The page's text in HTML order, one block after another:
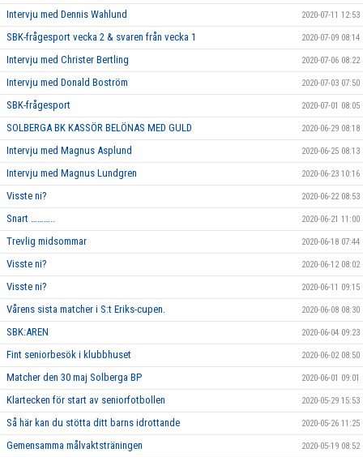
Intervju med Dennis Wahlund 2020-07-11 12:53
SBK-frågesport vecka 2 & svaren från vecka 1 2020-07-09 08:14
Intervju med Christer Bertling 2020-07-06 08:22
Intervju med Donald Boström 2020-07-03 07:50
SBK-frågesport 2020-07-01 08:05
SOLBERGA BK KASSÖR BELÖNAS MED GULD 2020-06-29 08:18
Intervju med Magnus Asplund 2020-06-25 08:13
Intervju med Magnus Lundgren 2020-06-23 10:16
Visste ni? 2020-06-22 08:53
Snart ……….. 2020-06-21 11:00
Trevlig midsommar 2020-06-18 07:44
Visste ni? 2020-06-12 08:02
Visste ni? 2020-06-11 09:15
Vårens sista matcher i S:t Eriks-cupen. 2020-06-08 08:30
SBK:AREN 2020-06-04 09:23
Fint seniorbesök i klubbhuset 2020-06-02 08:50
Matcher den 30 maj Solberga BP 2020-06-01 09:01
Klartecken för start av seniorfotbollen 2020-05-29 15:53
Så här kan du stötta ditt barns idrottande 2020-05-26 11:25
Gemensamma målvaktsträningen 2020-05-19 08:52